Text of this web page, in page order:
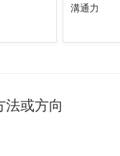
溝通力
法或方向